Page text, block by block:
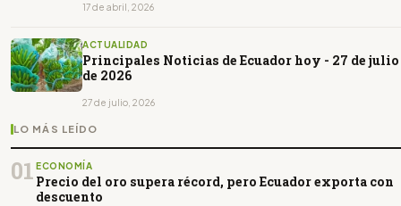
17 de abril, 2026
ACTUALIDAD
Principales Noticias de Ecuador hoy - 27 de julio
de 2026
27 de julio, 2026
LO MÁS LEÍDO
01 ECONOMÍA
Precio del oro supera récord, pero Ecuador exporta con
descuento